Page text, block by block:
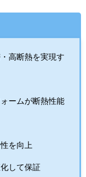
高断熱を実現す
ームが断熱性能
を向上
して保証